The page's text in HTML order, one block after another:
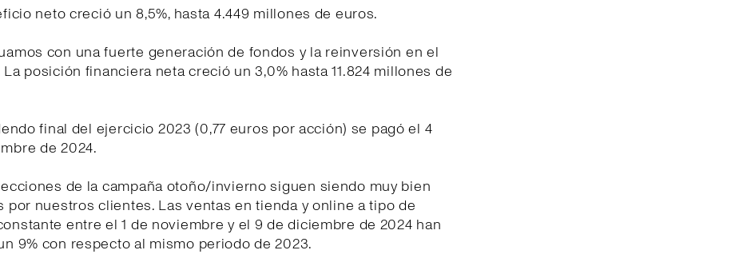
neto creció un 8,5%, hasta 4.449 millones de euros.
con una fuerte generación de fondos y la reinversión en el
posición financiera neta creció un 3,0% hasta 11.824 millones de
final del ejercicio 2023 (0,77 euros por acción) se pagó el 4
de 2024.
de la campaña otoño/invierno siguen siendo muy bien
por nuestros clientes. Las ventas en tienda y online a tipo de
entre el 1 de noviembre y el 9 de diciembre de 2024 han
9% con respecto al mismo periodo de 2023.